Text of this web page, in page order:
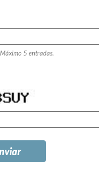
5 entradas.